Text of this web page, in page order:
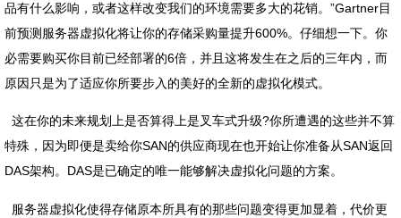
品有什么影响，或者这样改变我们的环境需要多大的花销。”Gartner目
前预测服务器虚拟化将让你的存储采购量提升600%。仔细想一下。你
必需要购买你目前已经部署的6倍，并且这将发生在之后的三年内，而
原因只是为了适应你所要步入的美好的全新的虚拟化模式。
这在你的未来规划上是否算得上是叉车式升级?你所遭遇的这些并不算
特殊，因为即便是卖给你SAN的供应商现在也开始让你准备从SAN返回
DAS架构。DAS是已确定的唯一能够解决虚拟化问题的方案。
服务器虚拟化使得存储原本所具有的那些问题变得更加显着，代价更